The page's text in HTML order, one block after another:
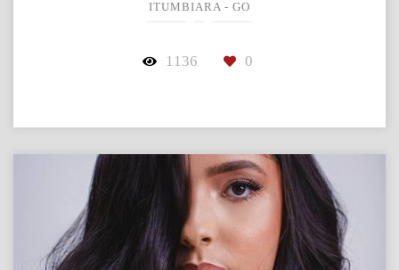
ITUMBIARA - GO
1136 0